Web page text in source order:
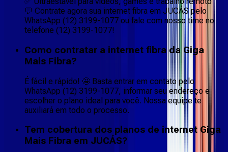
💬 Contrate agora sua internet fibra em JUCÁS pelo
WhatsApp (12) 3199-1077 ou fale com nosso time no
telefone (12) 3199-1077!
Como contratar a internet fibra da Giga
Mais Fibra?
É fácil e rápido! 🤩 Basta entrar em contato pelo
WhatsApp (12) 3199-1077, informar seu endereço e
escolher o plano ideal para você. Nossa equipe te
auxiliará em todo o processo.
Tem cobertura dos planos de internet Giga
Mais Fibra em JUCÁS?